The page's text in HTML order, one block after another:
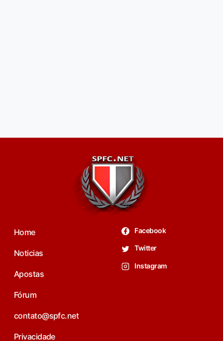
Home
Noticias
Apostas
Fórum
contato@spfc.net
Privacidade
Facebook
Twitter
Instagram